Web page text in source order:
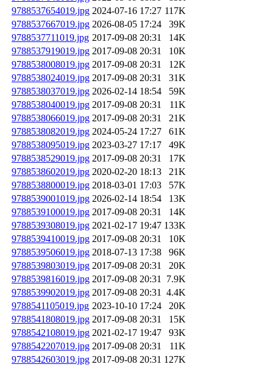
9788537654019.jpg 2024-07-16 17:27 117K
9788537667019.jpg 2026-08-05 17:24
39K
9788537711019.jpg 2017-09-08 20:31
14K
9788537919019.jpg 2017-09-08 20:31
10K
9788538008019.jpg 2017-09-08 20:31
12K
9788538024019.jpg 2017-09-08 20:31
31K
9788538037019.jpg 2026-02-14 18:54
59K
9788538040019.jpg 2017-09-08 20:31
11K
9788538066019.jpg 2017-09-08 20:31
21K
9788538082019.jpg 2024-05-24 17:27
61K
9788538095019.jpg 2023-03-27 17:17
49K
9788538529019.jpg 2017-09-08 20:31
17K
9788538602019.jpg 2020-02-20 18:13
21K
9788538800019.jpg 2018-03-01 17:03
57K
9788539001019.jpg 2026-02-14 18:54
13K
9788539100019.jpg 2017-09-08 20:31
14K
9788539308019.jpg 2021-02-17 19:47 133K
9788539410019.jpg 2017-09-08 20:31
10K
9788539506019.jpg 2018-07-13 17:38
96K
9788539803019.jpg 2017-09-08 20:31
20K
9788539816019.jpg 2017-09-08 20:31 7.9K
9788539902019.jpg 2017-09-08 20:31 4.4K
9788541105019.jpg 2023-10-10 17:24
20K
9788541808019.jpg 2017-09-08 20:31
15K
9788542108019.jpg 2021-02-17 19:47
93K
9788542207019.jpg 2017-09-08 20:31
11K
9788542603019.jpg 2017-09-08 20:31 127K